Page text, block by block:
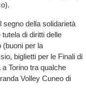
segno della solidarietà
di diritti delle
(buoni per la
biglietti per le Finali di
Torino tra qualche
Volley Cuneo di